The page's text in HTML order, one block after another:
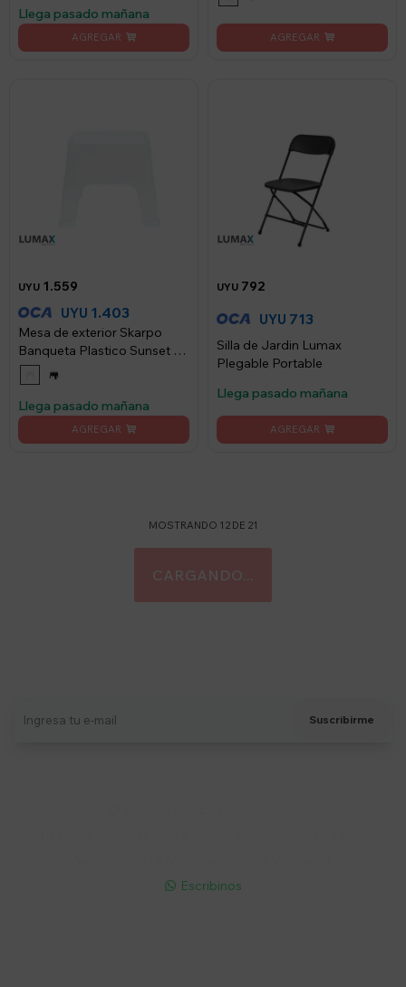
Llega pasado mañana
UYU 1.559
UYU 1.403
Mesa de exterior Skarpo
Banqueta Plastico Sunset -
Blanco
Llega pasado mañana
UYU 792
UYU 713
Silla de Jardin Lumax
Plegable Portable
Llega pasado mañana
MOSTRANDO 12DE 21
Suscribirme
 Escribinos